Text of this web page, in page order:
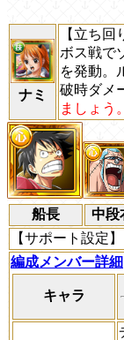
ナミ
【立ち回
ボス戦で
を発動。
破時ダメ
ましょう。
船長 中段
【サポート設定】
編成メンバー詳細
キャラ